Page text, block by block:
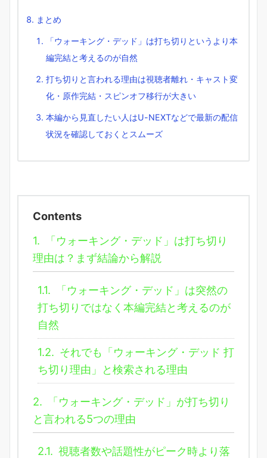
まとめ
「ウォーキング・デッド」は打ち切りというより本
編完結と考えるのが自然
打ち切りと言われる理由は視聴者離れ・キャスト変
化・原作完結・スピンオフ移行が大きい
本編から見直したい人はU-NEXTなどで最新の配信
状況を確認しておくとスムーズ
Contents
1.
「ウォーキング・デッド」は打ち切り
理由は？まず結論から解説
1.1.
「ウォーキング・デッド」は突然の
打ち切りではなく本編完結と考えるのが
自然
1.2. それでも「ウォーキング・デッド 打
ち切り理由」と検索される理由
2.
「ウォーキング・デッド」が打ち切り
と言われる5つの理由
2.1. 視聴者数や話題性がピーク時より落